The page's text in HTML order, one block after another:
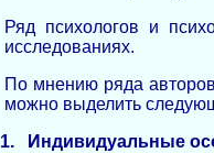
Ряд психологов и
исследованиях.
По мнению ряда
можно выделить
1.
Индивидуальные